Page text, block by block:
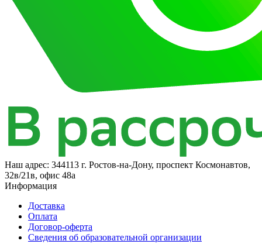
Наш адрес: 344113 г. Ростов-на-Дону, проспект Космонавтов,
32в/21в, офис 48а
Информация
Доставка
Оплата
Договор-оферта
Cведения об образовательной организации